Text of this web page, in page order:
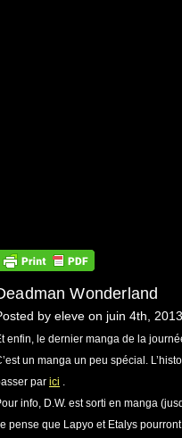
Wonderland
by eleve on juin 4th, 2013
enfin, le dernier manga de la
un manga un peu spécial.
par ici .
info, D.W. est sorti en manga
pense que Lapyo et Etalys